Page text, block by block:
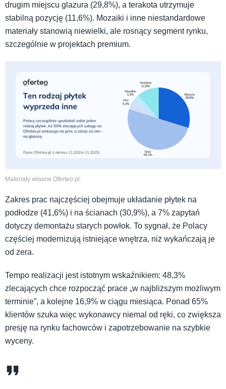
drugim miejscu glazura (29,8%), a terakota utrzymuje
stabilną pozycję (11,6%). Mozaiki i inne niestandardowe
materiały stanowią niewielki, ale rosnący segment rynku,
szczególnie w projektach premium.
Materiały własne Oferteo.pl.
Zakres prac najczęściej obejmuje układanie płytek na
podłodze (41,6%) i na ścianach (30,9%), a 7% zapytań
dotyczy demontażu starych powłok. To sygnał, że Polacy
częściej modernizują istniejące wnętrza, niż wykańczają je
od zera.
Tempo realizacji jest istotnym wskaźnikiem: 48,3%
zlecających chce rozpocząć prace „w najbliższym możliwym
terminie”, a kolejne 16,9% w ciągu miesiąca. Ponad 65%
klientów szuka więc wykonawcy niemal od ręki, co zwiększa
presję na rynku fachowców i zapotrzebowanie na szybkie
wyceny.